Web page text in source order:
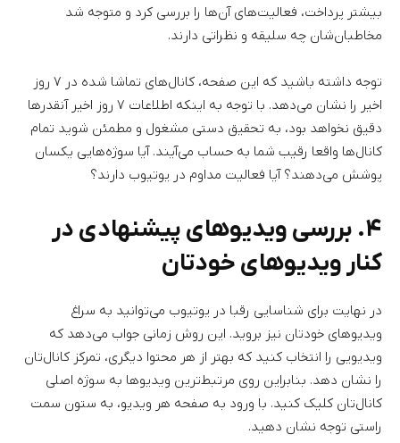
بیشتر پرداخت، فعالیت‌های آن‌ها را بررسی کرد و متوجه شد
مخاطبان‌‌شان چه سلیقه و نظراتی دارند.
توجه داشته باشید که این صفحه، کانال‌های تماشا شده در ۷ روز
اخیر را نشان می‌دهد. با توجه به اینکه اطلاعات ۷ روز اخیر آنقدرها
دقیق نخواهد بود، به تحقیق دستی مشغول و مطمئن شوید تمام
کانال‌ها واقعا رقیب شما به حساب می‌آیند. آیا سوژه‌هایی یکسان
پوشش می‌دهند؟ آیا فعالیت مداوم در یوتیوب دارند؟
۴. بررسی ویدیوهای پیشنهادی در
کنار ویدیوهای خودتان
در نهایت برای شناسایی رقبا در یوتیوب می‌توانید به سراغ
ویدیوهای خودتان نیز بروید. این روش زمانی جواب می‌دهد که
ویدیویی را انتخاب کنید که بهتر از هر محتوا دیگری، تمرکز کانال‌تان
را نشان دهد. بنابراین روی مرتبط‌ترین ویدیوها به سوژه اصلی
کانال‌تان کلیک کنید. با ورود به صفحه هر ویدیو، به ستون سمت
راستی توجه نشان دهید.